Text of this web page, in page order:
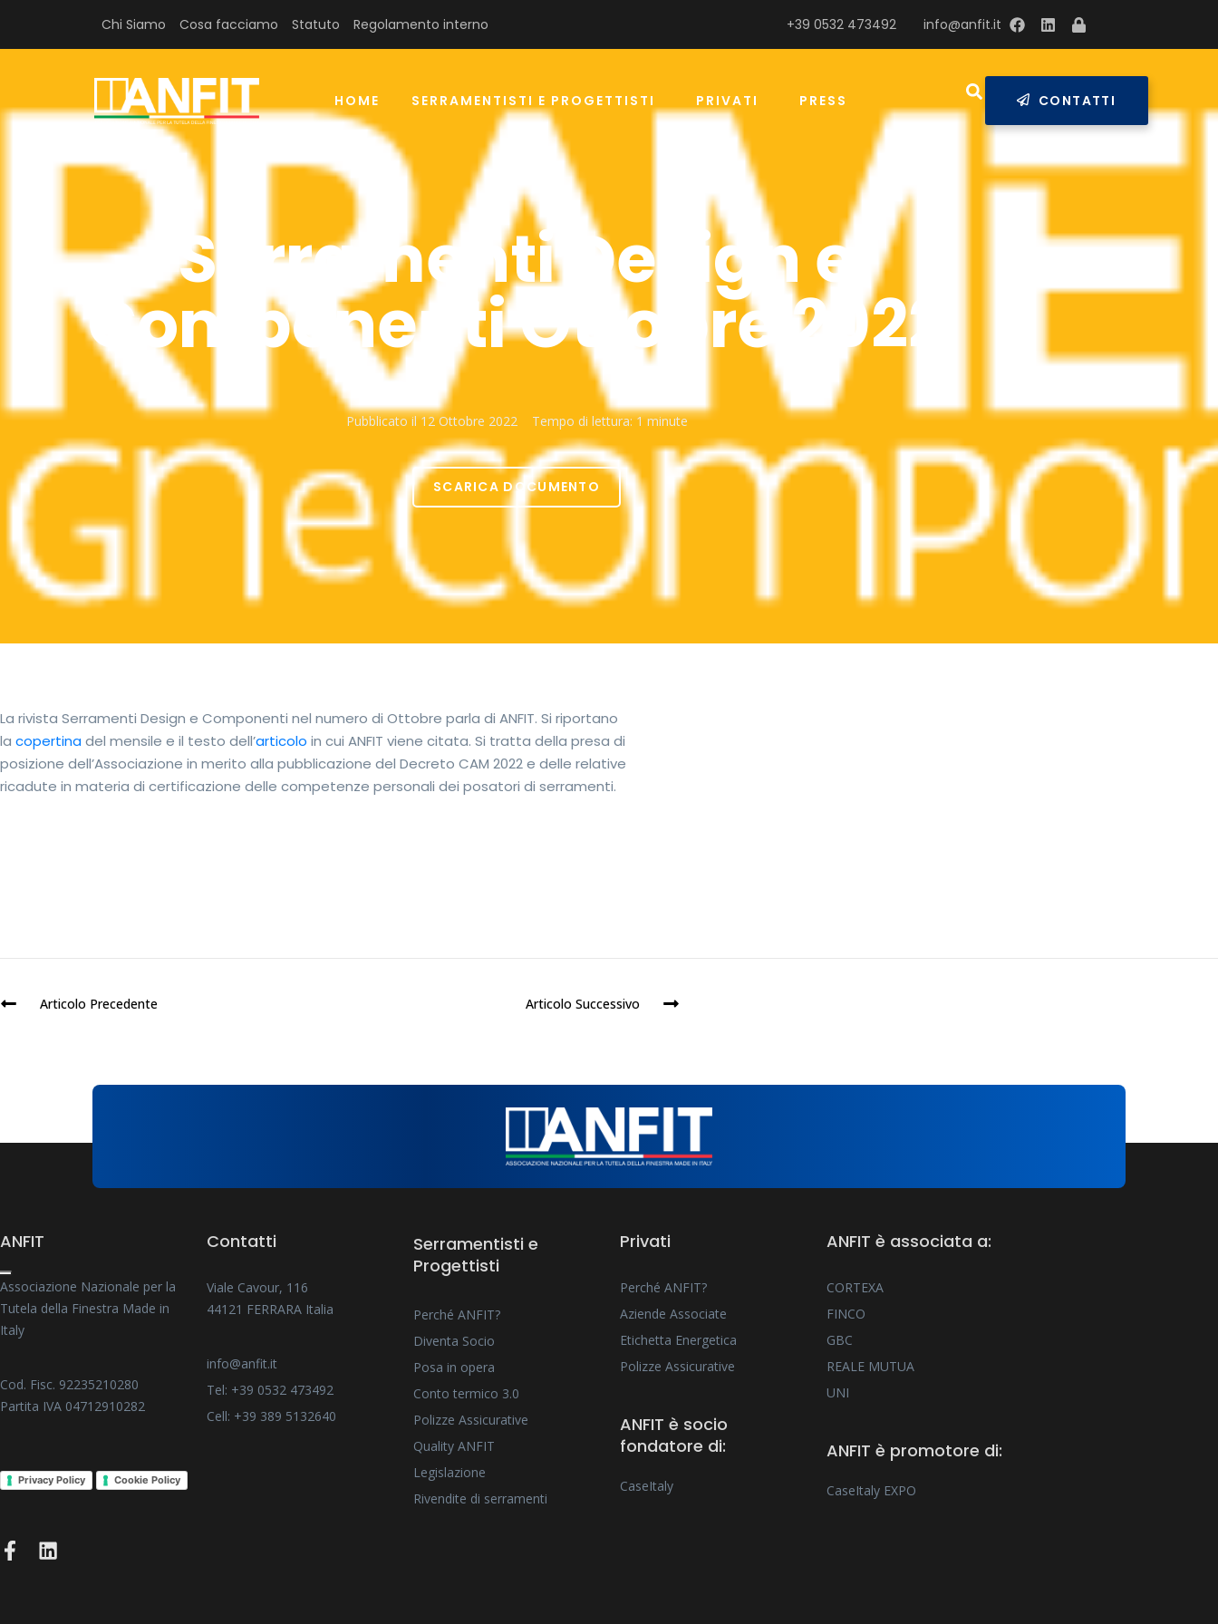
Chi Siamo Cosa facciamo Statuto Regolamento interno info@anfit.it
+39 0532 473492
HOME SERRAMENTISTI E PROGETTISTI PRIVATI PRESS CONTATTI
Serramenti Design e
Componenti Ottobre 2022
Pubblicato il12 Ottobre 2022 Tempo di lettura:1 minute
SCARICA DOCUMENTO
La rivista Serramenti Design e Componenti nel numero di Ottobre parla di ANFIT. Si riportano
la copertinadel mensile e il testo dell’articolo in cui ANFIT viene citata. Si tratta della presa di
posizione dell’Associazione in merito alla pubblicazione del Decreto CAM 2022 e delle relative
ricadute in materia di certificazione delle competenze personali dei posatori di serramenti.
Articolo Precedente Articolo Successivo
ANFIT
Associazione Nazionale per la
Tutela della Finestra Made in
Italy
Cod. Fisc. 92235210280
Partita IVA 04712910282
Privacy Policy Cookie Policy
Contatti
Viale Cavour, 116
44121 FERRARA Italia
info@anfit.it
Tel: +39 0532 473492
Cell: +39 389 5132640
Serramentisti e
Progettisti
Perché ANFIT?
Diventa Socio
Posa in opera
Conto termico 3.0
Polizze Assicurative
Quality ANFIT
Legislazione
Rivendite di serramenti
Privati
Perché ANFIT?
Aziende Associate
Etichetta Energetica
Polizze Assicurative
ANFIT è socio
fondatore di:
CaseItaly
ANFIT è associata a:
CORTEXA
FINCO
GBC
REALE MUTUA
UNI
ANFIT è promotore di:
CaseItaly EXPO